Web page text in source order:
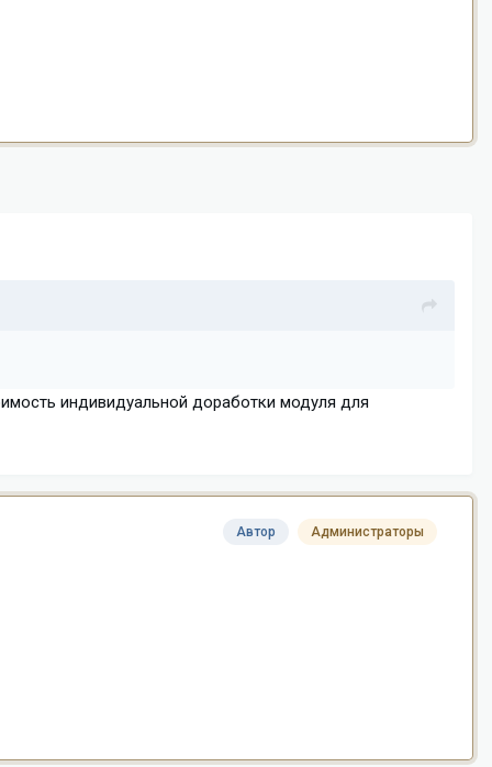
индивидуальной доработки модуля для
Автор Администраторы